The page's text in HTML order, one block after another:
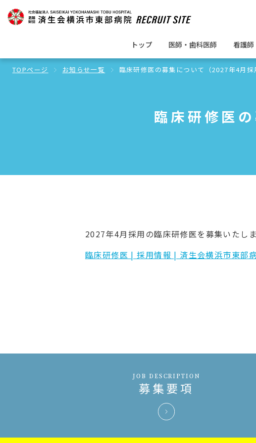
トップ 医師・歯科医師 看護
TOPページ お知らせ一覧
臨床研修医の募集について（2027年4月採
臨床研修医
2027年4月採用の臨床研修医を募集いたしま
臨床研修医 | 採用情報 | 済生会横浜市東部
JOB DESCRIPTION
募集要項